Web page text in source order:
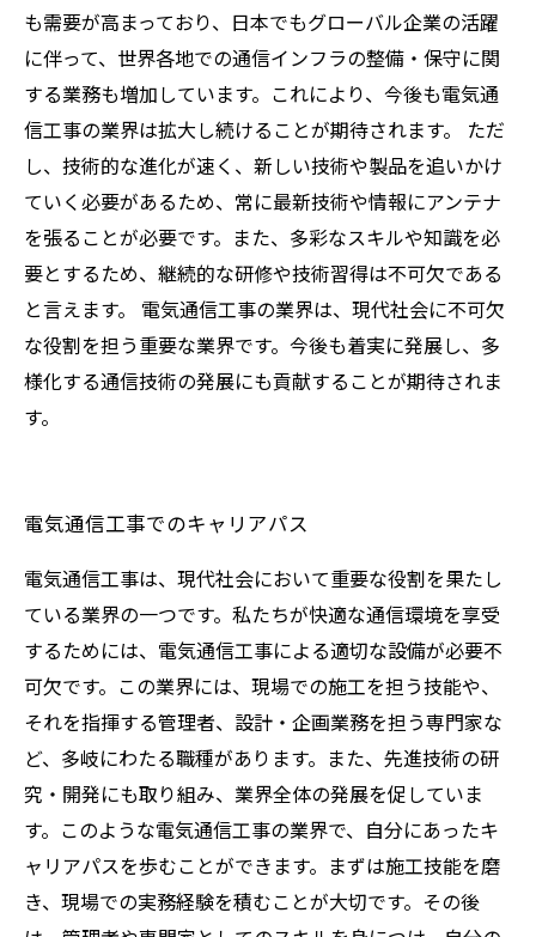
も需要が高まっており、日本でもグローバル企業の活躍
に伴って、世界各地での通信インフラの整備・保守に関
する業務も増加しています。これにより、今後も電気通
信工事の業界は拡大し続けることが期待されます。 ただ
し、技術的な進化が速く、新しい技術や製品を追いかけ
ていく必要があるため、常に最新技術や情報にアンテナ
を張ることが必要です。また、多彩なスキルや知識を必
要とするため、継続的な研修や技術習得は不可欠である
と言えます。 電気通信工事の業界は、現代社会に不可欠
な役割を担う重要な業界です。今後も着実に発展し、多
様化する通信技術の発展にも貢献することが期待されま
す。
電気通信工事でのキャリアパス
電気通信工事は、現代社会において重要な役割を果たし
ている業界の一つです。私たちが快適な通信環境を享受
するためには、電気通信工事による適切な設備が必要不
可欠です。この業界には、現場での施工を担う技能や、
それを指揮する管理者、設計・企画業務を担う専門家な
ど、多岐にわたる職種があります。また、先進技術の研
究・開発にも取り組み、業界全体の発展を促していま
す。このような電気通信工事の業界で、自分にあったキ
ャリアパスを歩むことができます。まずは施工技能を磨
き、現場での実務経験を積むことが大切です。その後